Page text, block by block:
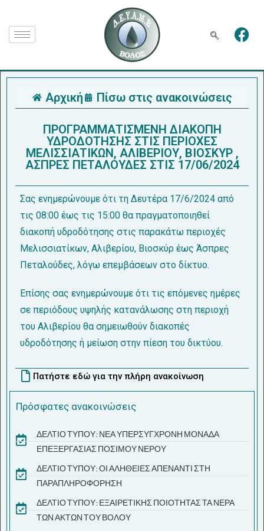
Αρχική Πίσω στις ανακοινώσεις
ΠΡΟΓΡΑΜΜΑΤΙΣΜΕΝΗ ΔΙΑΚΟΠΗ
ΥΔΡΟΔΟΤΗΣΗΣ ΣΤΙΣ ΠΕΡΙΟΧΕΣ
ΜΕΛΙΣΣΙΑΤΙΚΩΝ, ΑΛΙΒΕΡΙΟΥ, ΒΙΟΣΚΥΡ ,
ΑΣΠΡΕΣ ΠΕΤΑΛΟΥΔΕΣ ΣΤΙΣ 17/06/2024
Σας ενημερώνουμε ότι τη Δευτέρα 17/6/2024 από
τις 08:00 έως τις 15:00 θα πραγματοποιηθεί
διακοπή υδροδότησης στις παρακάτω περιοχές
Μελισσιατίκων, Αλιβερίου, Βιοσκύρ έως Άσπρες
Πεταλούδες, λόγω επεμβάσεων στο δίκτυο.
Επίσης σας ενημερώνουμε ότι τις επόμενες ημέρες
σε περιόδους υψηλής κατανάλωσης στη περιοχή
του Αλιβερίου θα σημειωθούν διακοπές
υδροδότησης ή μείωση στην πίεση του δικτύου.
Πατήστε εδώ για την πλήρη ανακοίνωση
Πρόσφατες ανακοινώσεις
ΔΕΛΤΙΟ ΤΥΠΟΥ: ΝΕΑ ΥΠΕΡΣΥΓΧΡΟΝΗ ΜΟΝΑΔΑ
ΕΠΕΞΕΡΓΑΣΙΑΣ ΠΟΣΙΜΟΥ ΝΕΡΟΥ
ΔΕΛΤΙΟ ΤΥΠΟΥ: ΟΙ ΑΛΗΘΕΙΕΣ ΑΠΕΝΑΝΤΙ ΣΤΗ
ΠΑΡΑΠΛΗΡΟΦΟΡΗΣΗ
ΔΕΛΤΙΟ ΤΥΠΟΥ: ΕΞΑΙΡΕΤΙΚΗΣ ΠΟΙΟΤΗΤΑΣ ΤΑ ΝΕΡΑ
ΤΩΝ ΑΚΤΩΝ ΤΟΥ ΒΟΛΟΥ